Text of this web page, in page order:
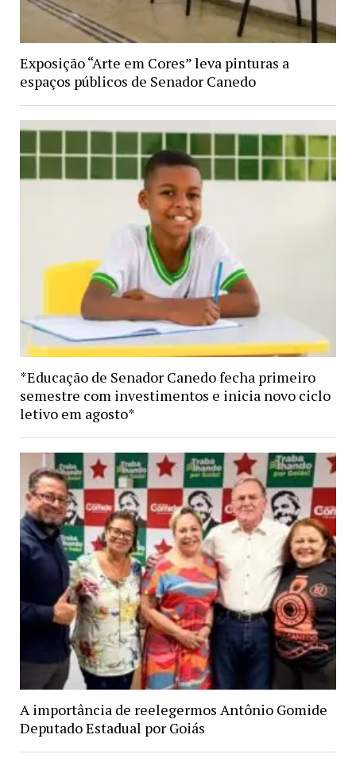
Exposição “Arte em Cores” leva pinturas a
espaços públicos de Senador Canedo
*Educação de Senador Canedo fecha primeiro
semestre com investimentos e inicia novo ciclo
letivo em agosto*
A importância de reelegermos Antônio Gomide
Deputado Estadual por Goiás